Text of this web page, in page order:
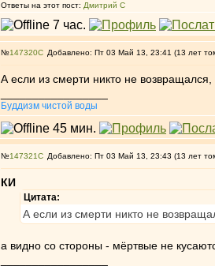
Ответы на этот пост: Дмитрий С
№147320 Добавлено: Пт 03 Май 13, 23:41 (13 лет
А если из смерти никто не
Буддизм чистой воды
№147321 Добавлено: Пт 03 Май 13, 23:43 (13 лет
КИ
Цитата:
А если из смерти никто не
а видно со стороны - мёртвые не